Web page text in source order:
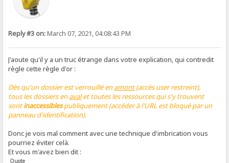
Reply #3 on:March 07, 2021, 04:08:43 PM
J'aoute qu'il y a un truc étrange dans votre explication, qui contredit
règle cette règle d'or :
Dès qu'un dossier est verrouillé enamont(accès user restreint),
tous les dossiers enavalet toutes les ressources qui s'y trouvent
sontinaccessiblespubliquement (accéder à l'URL est bloqué par un
panneau d'identification).
Donc je vois mal comment avec une technique d'imbrication vous
pourriez éviter celà.
Et vous m'avez bien dit :
Quote